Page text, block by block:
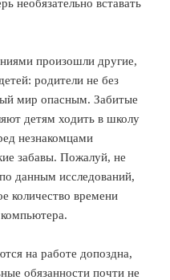
необязательно вставать
произошли другие,
родители не без
мир опасным. Забитые
детям ходить в школу
незнакомцами
забавы. Пожалуй, не
данным исследований,
количество времени
на работе допоздна,
обязанности почти не